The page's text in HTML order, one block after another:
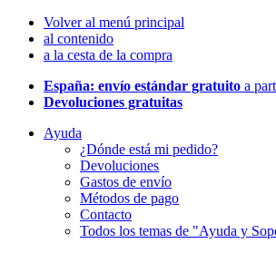
Volver al menú principal
al contenido
a la cesta de la compra
España: envío estándar gratuito a
Devoluciones gratuitas
Ayuda
¿Dónde está mi pedido?
Devoluciones
Gastos de envío
Métodos de pago
Contacto
Todos los temas de "Ayuda y